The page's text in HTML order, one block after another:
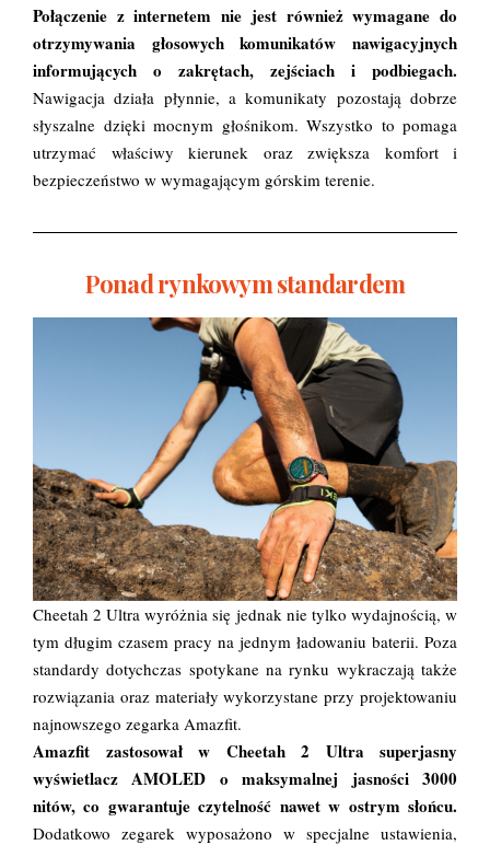
Połączenie z internetem nie jest również wymagane do
otrzymywania głosowych komunikatów nawigacyjnych
informujących o zakrętach, zejściach i podbiegach.
Nawigacja działa płynnie, a komunikaty pozostają dobrze
słyszalne dzięki mocnym głośnikom. Wszystko to pomaga
utrzymać właściwy kierunek oraz zwiększa komfort i
bezpieczeństwo w wymagającym górskim terenie.
Ponad rynkowym standardem
Cheetah 2 Ultra wyróżnia się jednak nie tylko wydajnością, w
tym długim czasem pracy na jednym ładowaniu baterii. Poza
standardy dotychczas spotykane na rynku wykraczają także
rozwiązania oraz materiały wykorzystane przy projektowaniu
najnowszego zegarka Amazfit.
Amazfit zastosował w Cheetah 2 Ultra superjasny
wyświetlacz AMOLED o maksymalnej jasności 3000
nitów, co gwarantuje czytelność nawet w ostrym słońcu.
Dodatkowo zegarek wyposażono w specjalne ustawienia,